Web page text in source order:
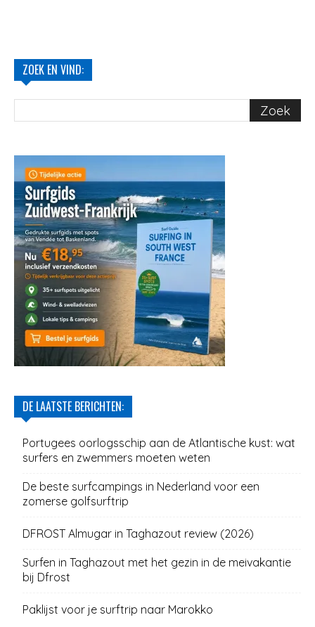
ZOEK EN VIND:
DE LAATSTE BERICHTEN:
Portugees oorlogsschip aan de Atlantische kust: wat
surfers en zwemmers moeten weten
De beste surfcampings in Nederland voor een
zomerse golfsurftrip
DFROST Almugar in Taghazout review (2026)
Surfen in Taghazout met het gezin in de meivakantie
bij Dfrost
Paklijst voor je surftrip naar Marokko